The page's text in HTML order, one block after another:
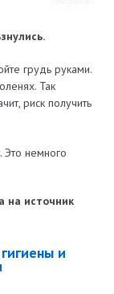
грудь руками.
Так
риск получить
Это немного
на источник
и